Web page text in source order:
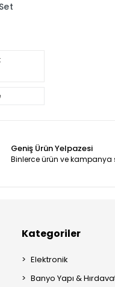
Geniş Ürün Yelpazesi
Binlerce ürün ve kampanya
Kategoriler
Elektronik
Banyo Yapı &